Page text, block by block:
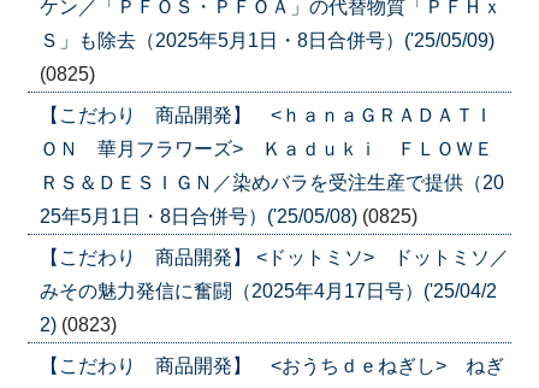
ケン／「ＰＦＯＳ・ＰＦＯＡ」の代替物質「ＰＦＨｘ
Ｓ」も除去（2025年5月1日・8日合併号）('25/05/09)
(0825)
【こだわり 商品開発】 <ｈａｎａＧＲＡＤＡＴＩ
ＯＮ 華月フラワーズ> Ｋａｄｕｋｉ ＦＬＯＷＥ
ＲＳ＆ＤＥＳＩＧＮ／染めバラを受注生産で提供（20
25年5月1日・8日合併号）('25/05/08) (0825)
【こだわり 商品開発】 <ドットミソ> ドットミソ／
みその魅力発信に奮闘（2025年4月17日号）('25/04/2
2) (0823)
【こだわり 商品開発】 <おうちｄｅねぎし> ねぎ